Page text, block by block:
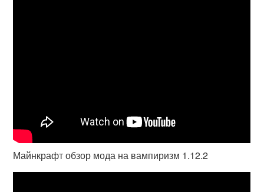
Майнкрафт обзор мода на вампиризм 1.12.2